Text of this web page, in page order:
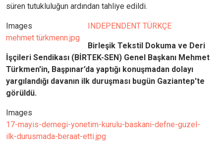
süren tutukluluğun ardından tahliye edildi.
Images
mehmet türkmenn.jpg
INDEPENDENT TÜRKÇE
Birleşik Tekstil Dokuma ve Deri
İşçileri Sendikası (BİRTEK-SEN) Genel Başkanı Mehmet
Türkmen'in, Başpınar’da yaptığı konuşmadan dolayı
yargılandığı davanın ilk duruşması bugün Gaziantep'te
görüldü.
Images
17-mayis-dernegi-yonetim-kurulu-baskani-defne-guzel-
ilk-durusmada-beraat-etti.jpg